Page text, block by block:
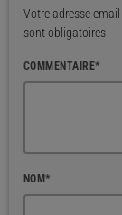
Votre adresse
sont obligatoires
COMMENTAIRE*
NOM*